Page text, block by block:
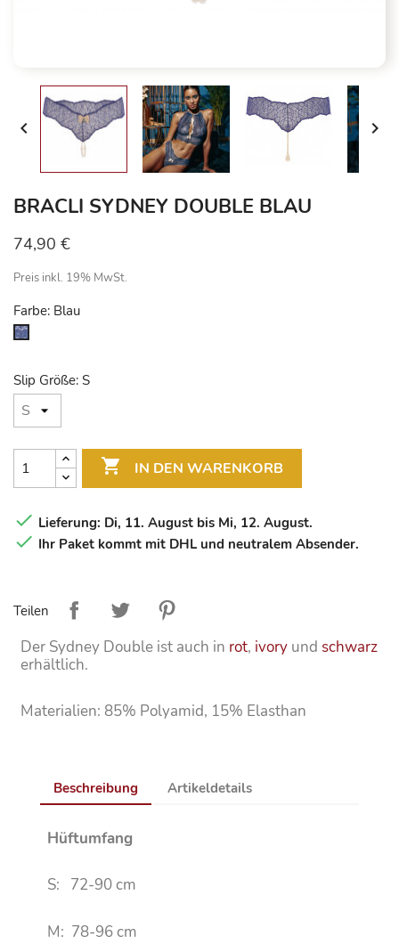
 
BRACLI SYDNEY DOUBLE BLAU
74,90 €
Preis inkl. 19% MwSt.
Farbe: Blau
Blau
Slip Größe: S
 IN DEN WARENKORB
 Lieferung: Di, 11. August bis Mi, 12. August.
 Ihr Paket kommt mit DHL und neutralem Absender.
Teilen
Der Sydney Double ist auch in rot, ivory und schwarz
erhältlich.
Materialien: 85% Polyamid, 15% Elasthan
Beschreibung Artikeldetails
Hüftumfang
S: 72-90 cm
M: 78-96 cm